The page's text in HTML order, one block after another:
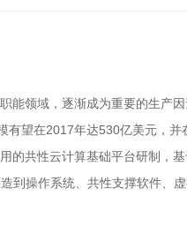
能领域，逐渐成为重要的生产
望在2017年达530亿美元，并
的共性云计算基础平台研制，
到操作系统、共性支撑软件、